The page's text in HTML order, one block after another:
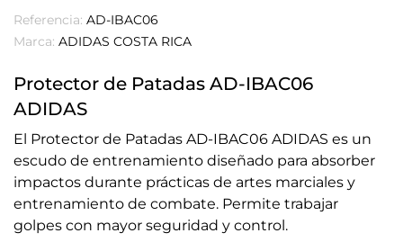
Referencia: AD-IBAC06
Marca: ADIDAS COSTA RICA
Protector de Patadas AD-IBAC06
ADIDAS
El Protector de Patadas AD-IBAC06 ADIDAS es un
escudo de entrenamiento diseñado para absorber
impactos durante prácticas de artes marciales y
entrenamiento de combate. Permite trabajar
golpes con mayor seguridad y control.